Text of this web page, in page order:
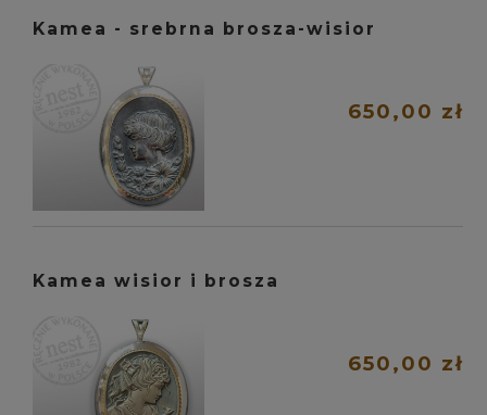
Kamea - srebrna brosza-wisior
650,00 zł
Kamea wisior i brosza
650,00 zł